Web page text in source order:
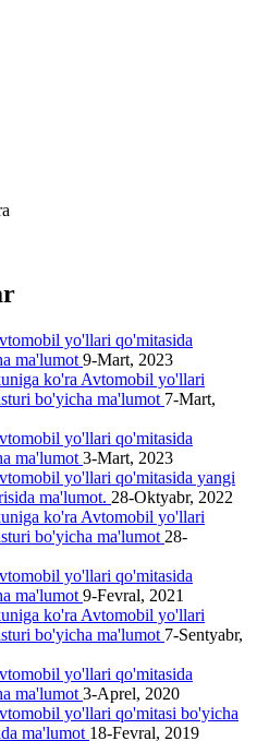
yo'llari qo'mitasida
ma'lumot 9-Mart, 2023
ko'ra Avtomobil yo'llari
bo'yicha ma'lumot 7-Mart,
yo'llari qo'mitasida
ma'lumot 3-Mart, 2023
yo'llari qo'mitasida yangi
ma'lumot. 28-Oktyabr, 2022
ko'ra Avtomobil yo'llari
bo'yicha ma'lumot 28-
yo'llari qo'mitasida
ma'lumot 9-Fevral, 2021
ko'ra Avtomobil yo'llari
bo'yicha ma'lumot 7-Sentyabr,
yo'llari qo'mitasida
ma'lumot 3-Aprel, 2020
yo'llari qo'mitasi bo'yicha
ma'lumot 18-Fevral, 2019